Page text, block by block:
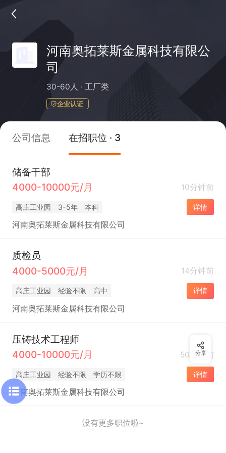
河南奥拓莱斯金属科技有限公
司
30-60人 工厂类
企业认证
公司信息 在招职位 · 3
储备干部
4000-10000元/月
10分钟前
高庄工业园 3-5年 本科 详情
河南奥拓莱斯金属科技有限公司
质检员
4000-5000元/月
14分钟前
高庄工业园 经验不限 高中 详情
河南奥拓莱斯金属科技有限公司
压铸技术工程师
4000-10000元/月
50分钟前
高庄工业园 经验不限 学历不限 详情
河南奥拓莱斯金属科技有限公司
没有更多职位啦~
分享